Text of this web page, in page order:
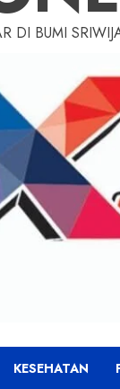
DI BUMI
KESEHATAN